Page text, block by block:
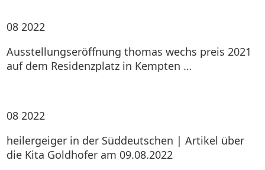
08 2022
Ausstellungseröffnung thomas wechs preis 2021
auf dem Residenzplatz in Kempten …
08 2022
heilergeiger in der Süddeutschen | Artikel über
die Kita Goldhofer am 09.08.2022